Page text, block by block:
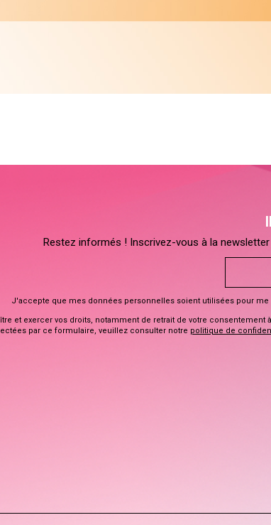
Restez informés ! Inscrivez-vous à la
J'accepte que mes données personnelles soient utilisées pour me
et exercer vos droits, notamment de retrait de votre consentement
par ce formulaire, veuillez consulter notre politique de